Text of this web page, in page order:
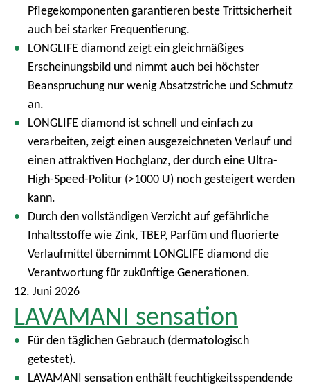
Pflegekomponenten garantieren beste Trittsicherheit
auch bei starker Frequentierung.
LONGLIFE diamond zeigt ein gleichmäßiges
Erscheinungsbild und nimmt auch bei höchster
Beanspruchung nur wenig Absatzstriche und Schmutz
an.
LONGLIFE diamond ist schnell und einfach zu
verarbeiten, zeigt einen ausgezeichneten Verlauf und
einen attraktiven Hochglanz, der durch eine Ultra-
High-Speed-Politur (>1000 U) noch gesteigert werden
kann.
Durch den vollständigen Verzicht auf gefährliche
Inhaltsstoffe wie Zink, TBEP, Parfüm und fluorierte
Verlaufmittel übernimmt LONGLIFE diamond die
Verantwortung für zukünftige Generationen.
12. Juni 2026
LAVAMANI sensation
Für den täglichen Gebrauch (dermatologisch
getestet).
LAVAMANI sensation enthält feuchtigkeitsspendende